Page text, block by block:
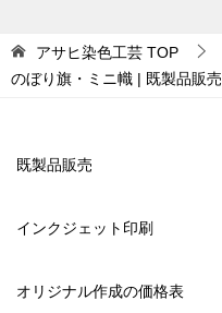
アサヒ染色工芸 TOP
のぼり旗・ミニ幟 | 既製品販売
既製品販売
インクジェット印刷
オリジナル作成の価格表